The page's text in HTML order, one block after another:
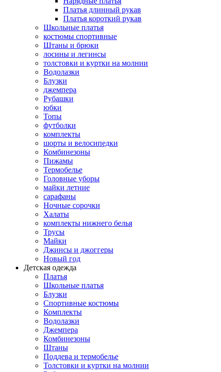
Платья длинный рукав
Платья короткий рукав
Школьные платья
костюмы спортивные
Штаны и брюки
лосины и легинсы
толстовки и куртки на молнии
Водолазки
Блузки
джемпера
Рубашки
юбки
Топы
футболки
комплекты
шорты и велосипедки
Комбинезоны
Пижамы
Термобелье
Головные уборы
майки летние
сарафаны
Ночные сорочки
Халаты
комплекты нижнего белья
Трусы
Майки
Джинсы и джоггеры
Новый год
Детская одежда
Платья
Школьные платья
Блузки
Спортивные костюмы
Комплекты
Водолазки
Джемпера
Комбинезоны
Штаны
Поддева и термобелье
Толстовки и куртки на молнии